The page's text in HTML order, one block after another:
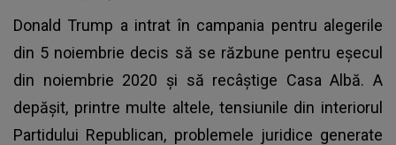
Donald Trump a intrat în campania pentru alegerile
din 5 noiembrie decis să se răzbune pentru eșecul
din noiembrie 2020 și să recâștige Casa Albă. A
depășit, printre multe altele, tensiunile din interiorul
Partidului Republican, problemele juridice generate